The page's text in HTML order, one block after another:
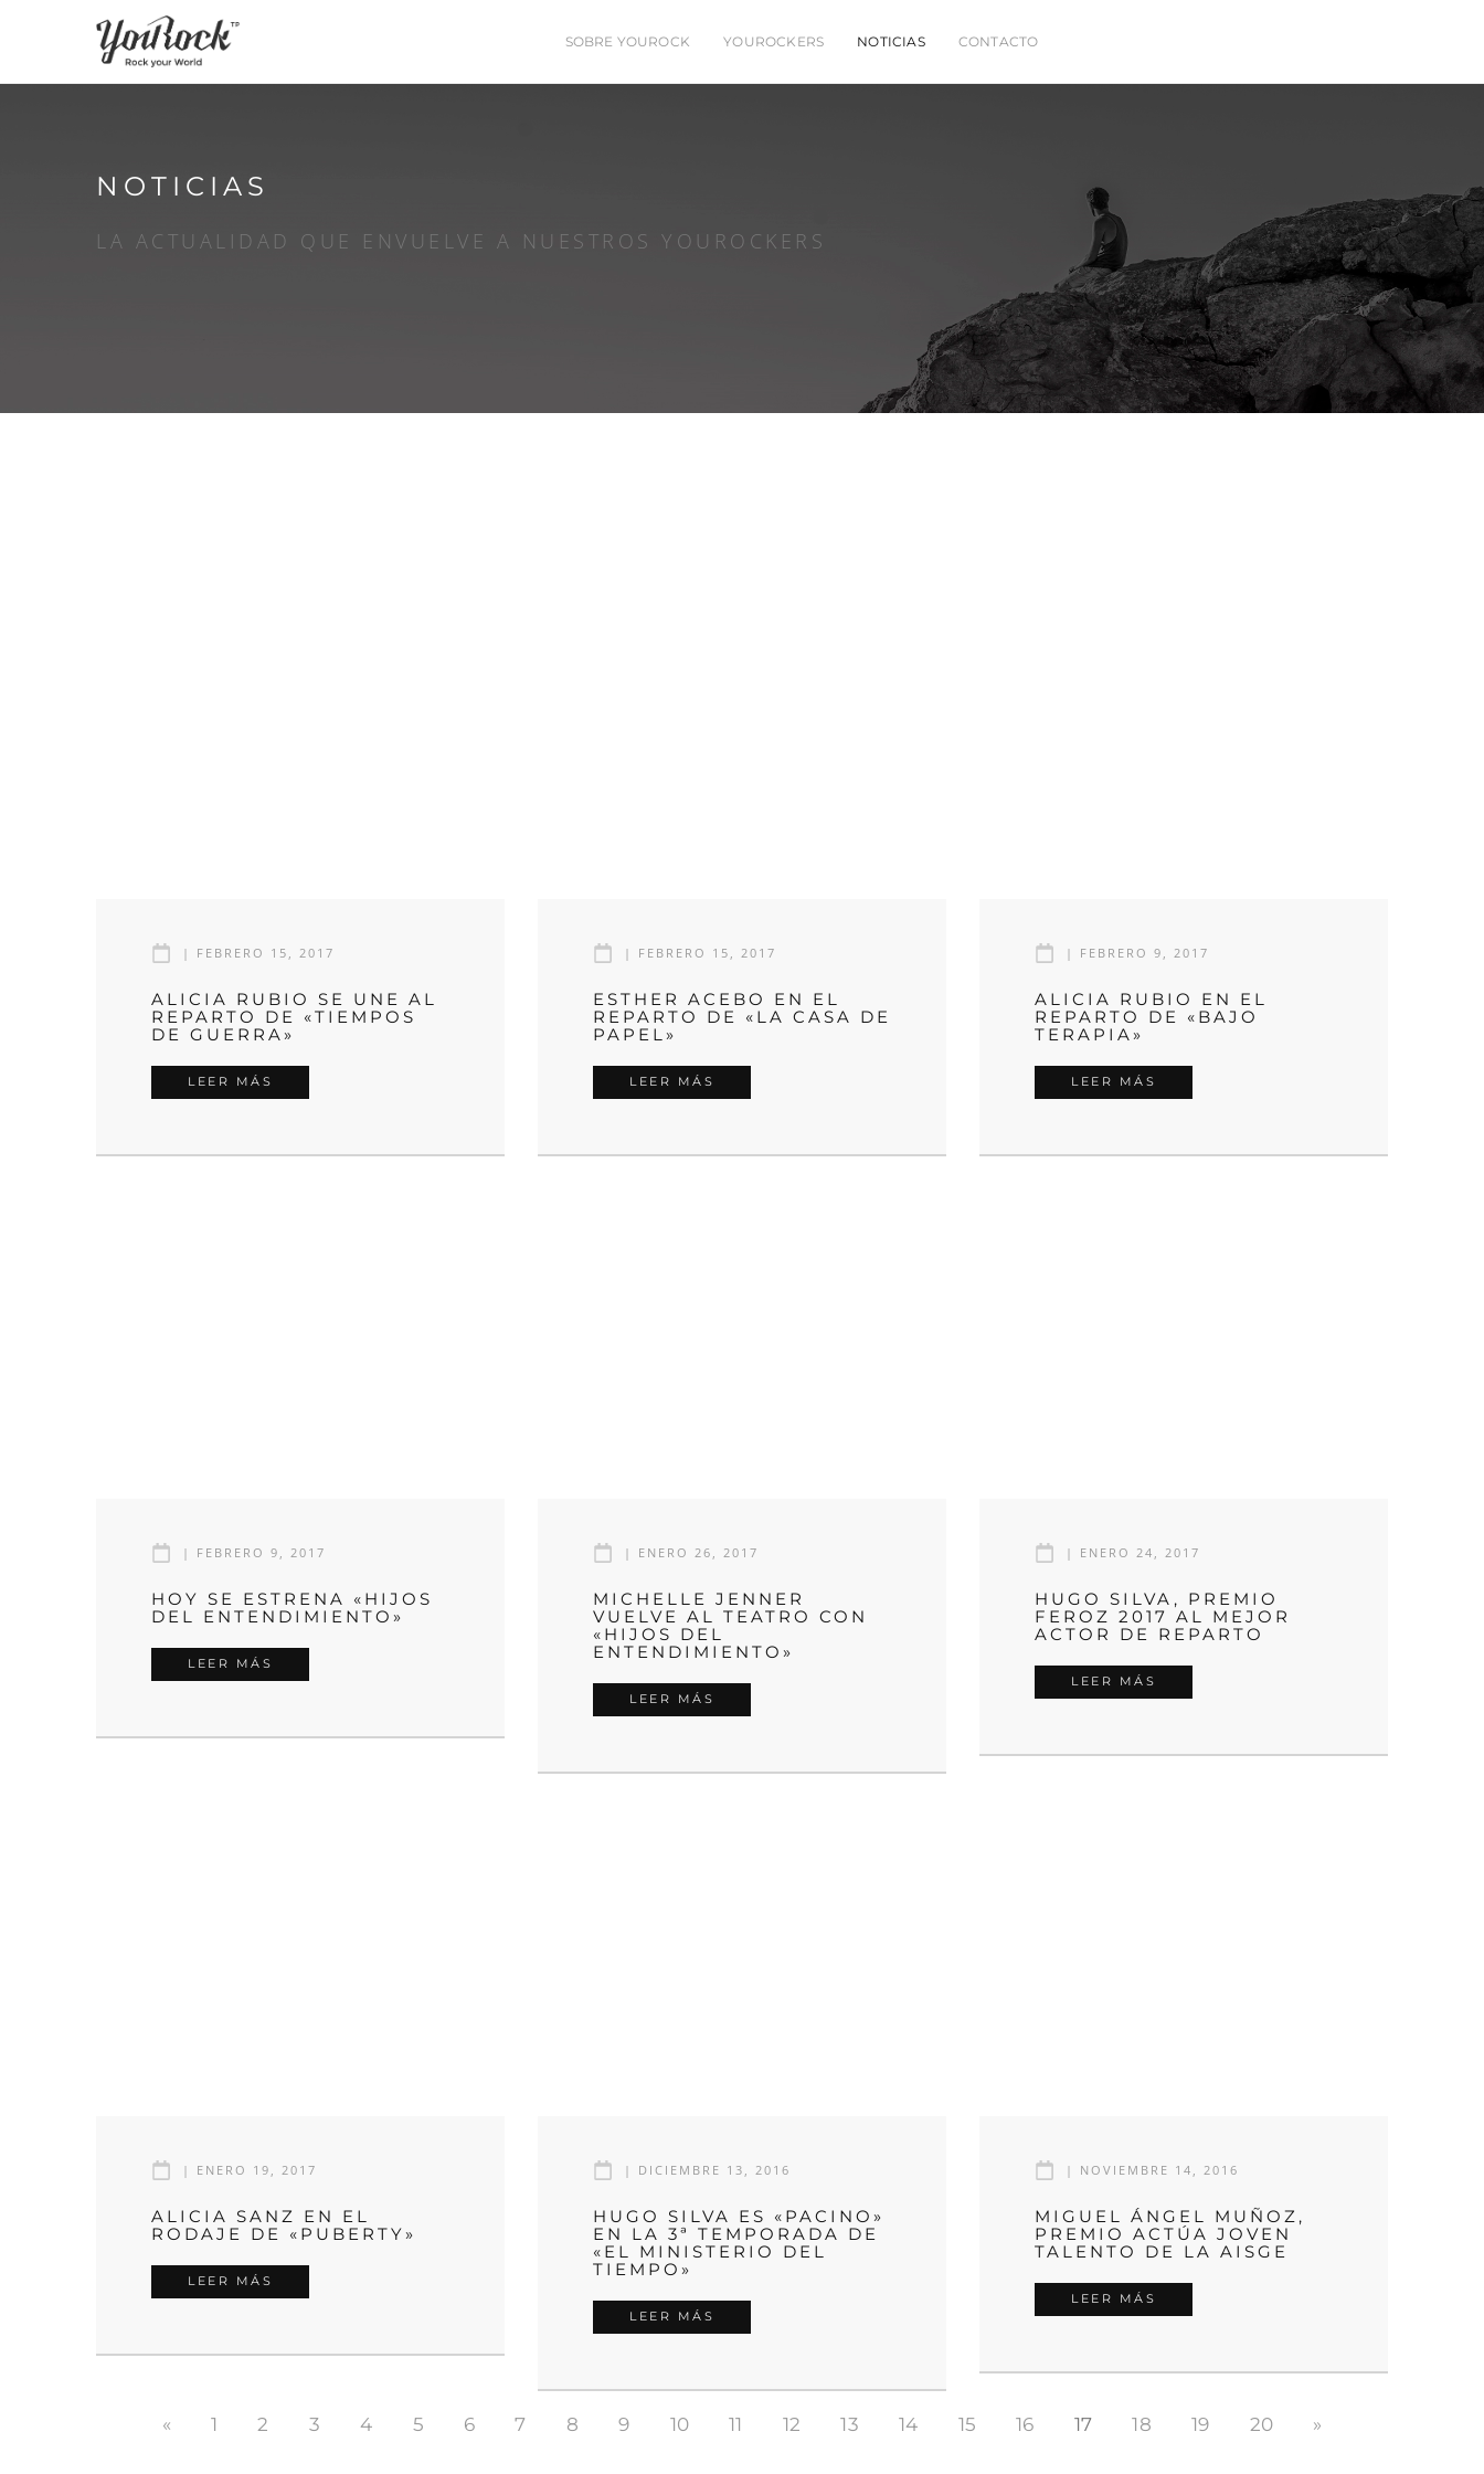
SOBRE YOUROCK YOUROCKERS NOTICIAS CONTACTO
NOTICIAS
LA ACTUALIDAD QUE ENVUELVE A NUESTROS YOUROCKERS
| FEBRERO 15, 2017
ALICIA RUBIO SE UNE AL
REPARTO DE «TIEMPOS
DE GUERRA»
LEER MÁS
| FEBRERO 15, 2017
ESTHER ACEBO EN EL
REPARTO DE «LA CASA DE
PAPEL»
LEER MÁS
| FEBRERO 9, 2017
ALICIA RUBIO EN EL
REPARTO DE «BAJO
TERAPIA»
LEER MÁS
| FEBRERO 9, 2017
HOY SE ESTRENA «HIJOS
DEL ENTENDIMIENTO»
LEER MÁS
| ENERO 26, 2017
MICHELLE JENNER
VUELVE AL TEATRO CON
«HIJOS DEL
ENTENDIMIENTO»
LEER MÁS
| ENERO 24, 2017
HUGO SILVA, PREMIO
FEROZ 2017 AL MEJOR
ACTOR DE REPARTO
LEER MÁS
| ENERO 19, 2017
ALICIA SANZ EN EL
RODAJE DE «PUBERTY»
LEER MÁS
| DICIEMBRE 13, 2016
HUGO SILVA ES «PACINO»
EN LA 3ª TEMPORADA DE
«EL MINISTERIO DEL
TIEMPO»
LEER MÁS
| NOVIEMBRE 14, 2016
MIGUEL ÁNGEL MUÑOZ,
PREMIO ACTÚA JOVEN
TALENTO DE LA AISGE
LEER MÁS
« 1 2 3 4 5 6 7 8 9 10 11 12 13 14 15 16 17 18 19 20 »